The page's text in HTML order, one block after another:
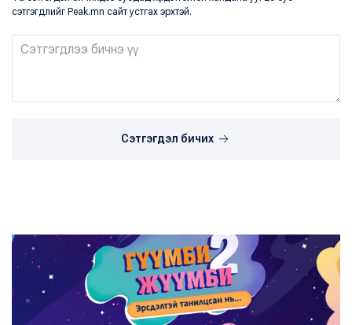
сэтгэгдлийг Peak.mn сайт устгах эрхтэй.
Сэтгэгдэл бичих